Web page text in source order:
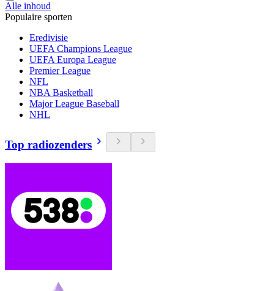
Alle inhoud
Populaire sporten
Eredivisie
UEFA Champions League
UEFA Europa League
Premier League
NFL
NBA Basketball
Major League Baseball
NHL
Top radiozenders